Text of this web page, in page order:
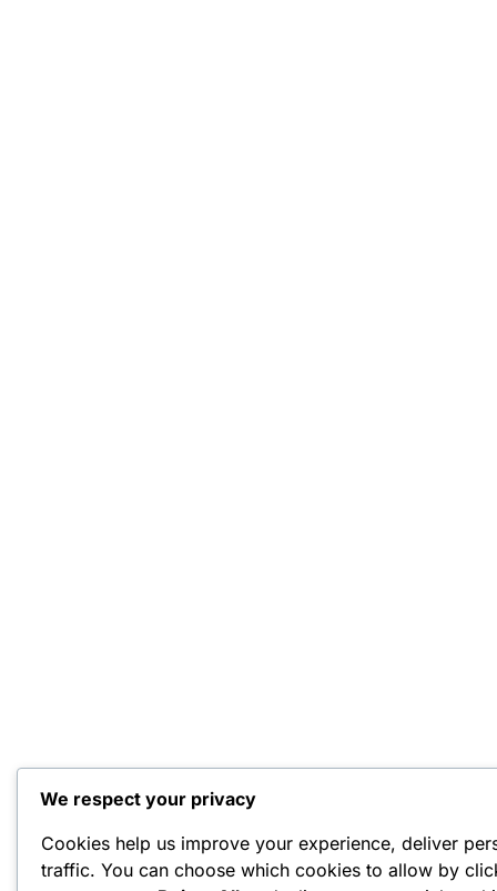
We respect your privacy
Cookies help us improve your experience, deliver
traffic. You can choose which cookies to allow by